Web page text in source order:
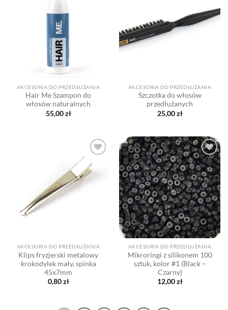
AKCESORIA DO PRZEDŁUŻANIA
Hair Me Szampon do
włosów naturalnych
55,00zł
do listy
życzeń
AKCESORIA DO PRZEDŁUŻANIA
Szczotka do włosów
przedłużanych
25,00zł
Dodaj
do listy
życzeń
AKCESORIA DO PRZEDŁUŻANIA
Klips fryzjerski metalowy
krokodylek mały, spinka
45x7mm
0,80zł
Dodaj
do listy
życzeń
AKCESORIA DO PRZEDŁUŻANIA
Mikroringi z silikonem 100
sztuk, kolor #1 (Black –
Czarny)
12,00zł